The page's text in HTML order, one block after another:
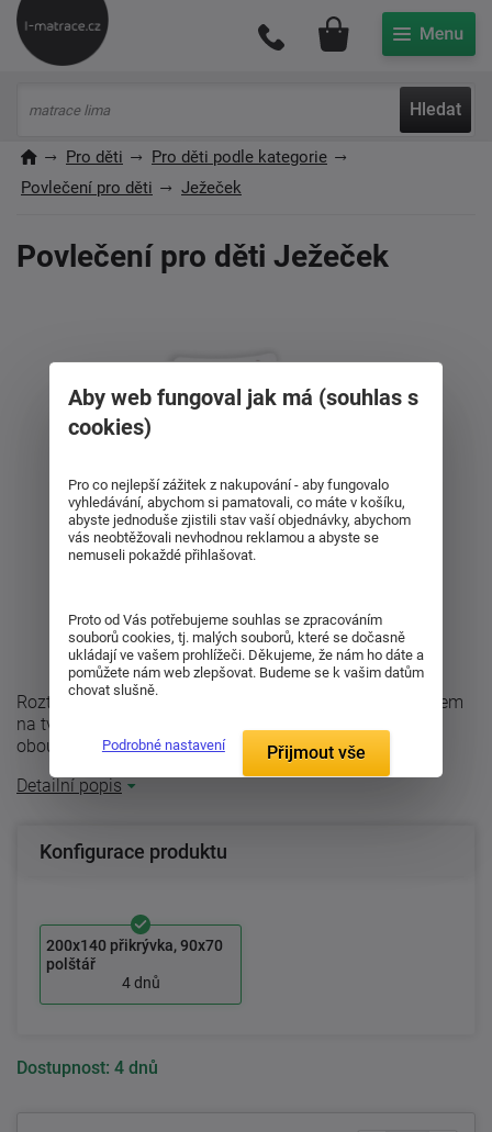
Hledat
Můj účet
Pro děti
Pro děti podle kategorie
Povlečení pro děti
Ježeček
Povlečení pro děti Ježeček
Roztomilé povlečení Ježeček fototisk Usínejte s úsměvem
na tváři a pohledem na roztomilého ježka. Povlečení je
oboustranné a můžete volit ...
Detailní popis
Konfigurace produktu
200x140 přikrývka, 90x70
polštář
4 dnů
Dostupnost: 4 dnů
Aby web fungoval jak má (souhlas s
cookies)
Pro co nejlepší zážitek z nakupování - aby fungovalo
vyhledávání, abychom si pamatovali, co máte v košíku,
abyste jednoduše zjistili stav vaší objednávky, abychom
vás neobtěžovali nevhodnou reklamou a abyste se
nemuseli pokaždé přihlašovat.
Proto od Vás potřebujeme souhlas se zpracováním
souborů cookies, tj. malých souborů, které se dočasně
ukládají ve vašem prohlížeči. Děkujeme, že nám ho dáte a
pomůžete nám web zlepšovat. Budeme se k vašim datům
chovat slušně.
Podrobné nastavení Přijmout vše